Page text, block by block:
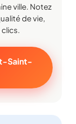
ville. Notez
de vie,
Saint-